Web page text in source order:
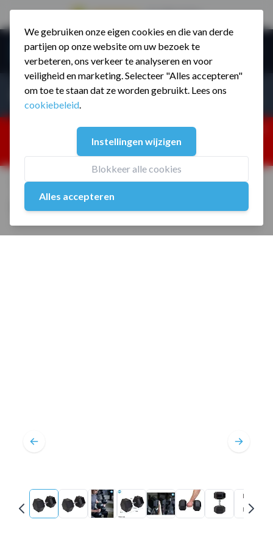
We gebruiken onze eigen cookies en die van derde
partijen op onze website om uw bezoek te
verbeteren, ons verkeer te analyseren en voor
veiligheid en marketing. Selecteer "Alles accepteren"
om toe te staan dat ze worden gebruikt. Lees ons
cookiebeleid.
Instellingen wijzigen
Blokkeer alle cookies
Alles accepteren
Ga naar de inhoud
Menu
Producten zoeken...
25% korting ivm vakantiesluiting. Gebruik code:
ZOMERMP. muv vloeren, fitnesstoestellen, boksartikelen,
zakelijk en dealer inlog. Verzending vanaf 19 aug.
Home / Hexa Dumbbell 37.5 kg per Stuk
Hexa Dumbbell 37.5 kg per Stuk